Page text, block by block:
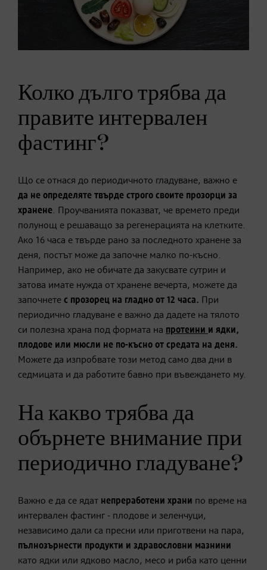
Колко дълго трябва да
правите интервален
фастинг?
Що се отнася до периодичното гладуване, важно е
да не определяте твърде строго своите прозорци за
хранене. Проучванията показват, че времето преди
полунощ е решаващо за регенерацията на клетките.
Ако 16 часа е твърде рано за последното хранене за
деня, постът може да започне малко по-късно.
Например, ако не обичате да закусвате сутрин и
затова имате нужда от хранене вечерта, можете да
започнете с прозорец на гладно от 12 часа. При
периодично гладуване е важно да дадете на тялото
си полезна храна под формата на протеини и ядки,
плодове или мюсли не по-късно от средата на деня.
Можете да изпробвате този метод само два дни в
седмицата и да работите бавно при въвеждането му.
На какво трябва да
обърнете внимание при
периодично гладуване?
Важно е да се ядат непреработени храни по време на
интервален фастинг - плодове и зеленчуци,
независимо дали са пресни или приготвени на пара,
пълнозърнести продукти и здравословни мазнини
като ядки или ядково масло, месо и риба като ценни